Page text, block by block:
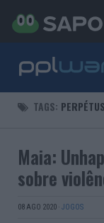
TAGS:
Maia:
sobre
08 AGO 2020 · JOGOS